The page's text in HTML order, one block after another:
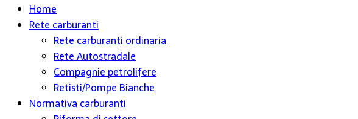
Home
Rete carburanti
Rete carburanti ordinaria
Rete Autostradale
Compagnie petrolifere
Retisti/Pompe Bianche
Normativa carburanti